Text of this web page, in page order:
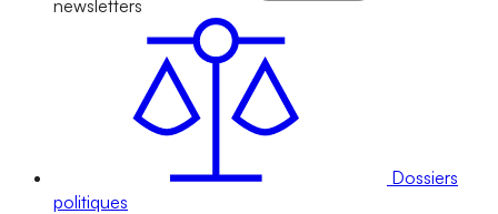
newsletters
Dossiers
politiques